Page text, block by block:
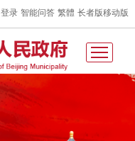
登录 智能问答 繁體 长者版移动版